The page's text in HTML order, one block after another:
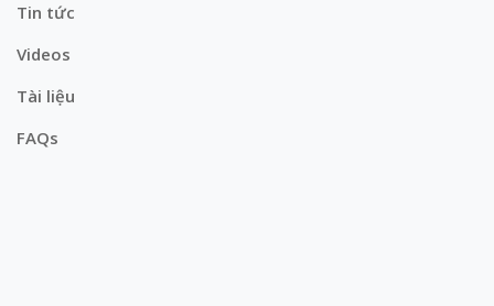
Tin tức
Videos
Tài liệu
FAQs